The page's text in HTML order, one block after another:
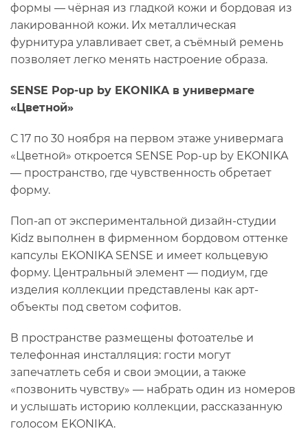
формы — чёрная из гладкой кожи и бордовая из
лакированной кожи. Их металлическая
фурнитура улавливает свет, а съёмный ремень
позволяет легко менять настроение образа.
SENSE Pop-up by EKONIKA в универмаге
«Цветной»
С 17 по 30 ноября на первом этаже универмага
«Цветной» откроется SENSE Pop-up by EKONIKA
— пространство, где чувственность обретает
форму.
Поп-ап от экспериментальной дизайн-студии
Kidz выполнен в фирменном бордовом оттенке
капсулы EKONIKA SENSE и имеет кольцевую
форму. Центральный элемент — подиум, где
изделия коллекции представлены как арт-
объекты под светом софитов.
В пространстве размещены фотоателье и
телефонная инсталляция: гости могут
запечатлеть себя и свои эмоции, а также
«позвонить чувству» — набрать один из номеров
и услышать историю коллекции, рассказанную
голосом EKONIKA.